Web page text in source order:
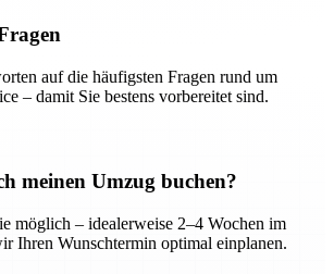
auf die häufigsten Fragen rund um
– damit Sie bestens vorbereitet sind.
meinen Umzug buchen?
möglich – idealerweise 2–4 Wochen im
Ihren Wunschtermin optimal einplanen.